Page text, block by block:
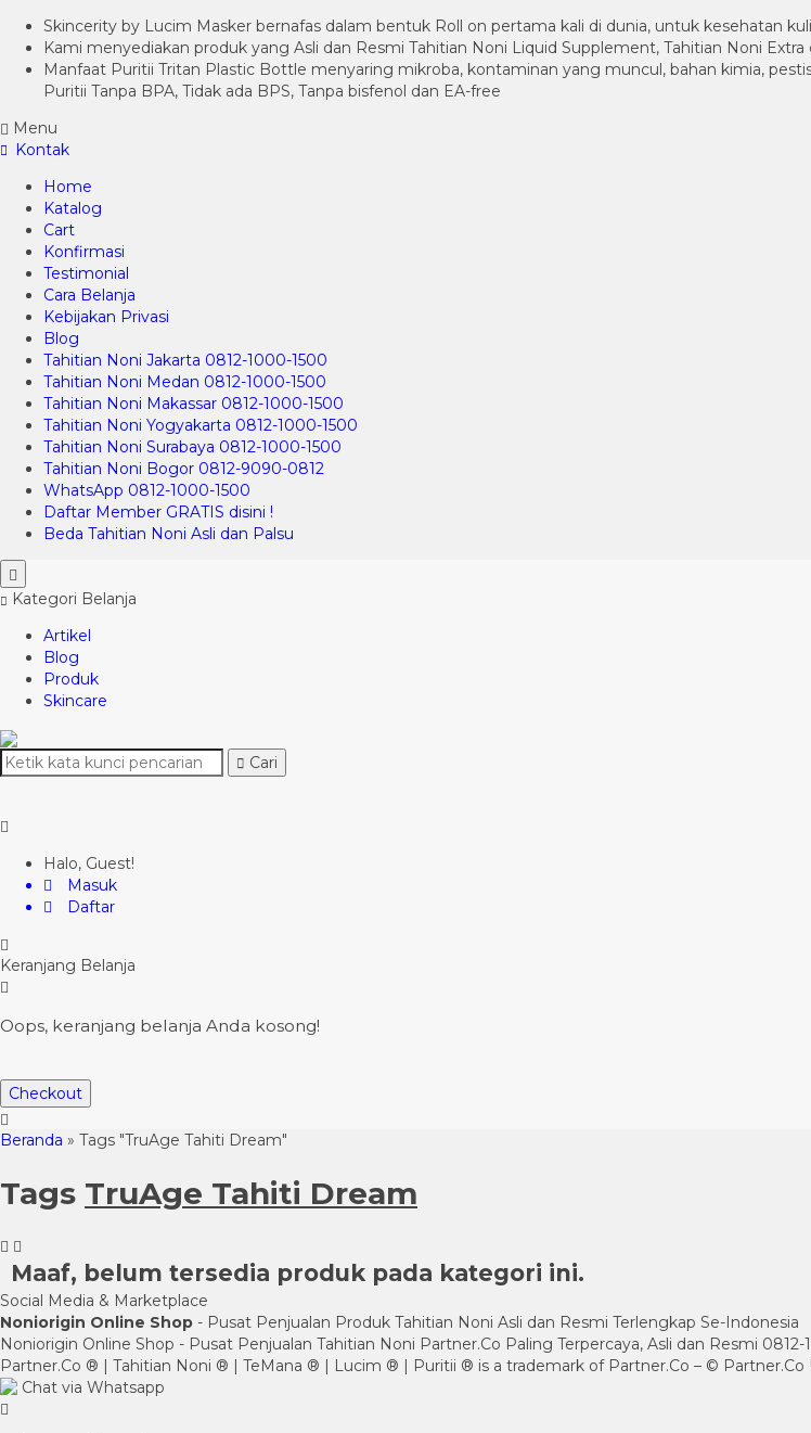
Skincerity by Lucim Masker bernafas dalam bentuk Roll on pertama kali di dunia, untuk kesehatan
Kami menyediakan produk yang Asli dan Resmi Tahitian Noni Liquid Supplement, Tahitian Noni
Manfaat Puritii Tritan Plastic Bottle menyaring mikroba, kontaminan yang muncul, bahan kimia,
Puritii Tanpa BPA, Tidak ada BPS, Tanpa bisfenol dan EA-free
Menu
Kontak
Home
Katalog
Cart
Konfirmasi
Testimonial
Cara Belanja
Kebijakan Privasi
Blog
Tahitian Noni Jakarta 0812-1000-1500
Tahitian Noni Medan 0812-1000-1500
Tahitian Noni Makassar 0812-1000-1500
Tahitian Noni Yogyakarta 0812-1000-1500
Tahitian Noni Surabaya 0812-1000-1500
Tahitian Noni Bogor 0812-9090-0812
WhatsApp 0812-1000-1500
Daftar Member GRATIS disini !
Beda Tahitian Noni Asli dan Palsu
Kategori Belanja
Artikel
Blog
Produk
Skincare
Cari
Halo, Guest!
Masuk
Daftar
Keranjang Belanja
Oops, keranjang belanja Anda kosong!
Checkout
Beranda » Tags "TruAge Tahiti Dream"
Tags TruAge Tahiti Dream
Maaf, belum tersedia produk pada kategori ini.
Social Media & Marketplace
Noniorigin Online Shop - Pusat Penjualan Produk Tahitian Noni Asli dan Resmi Terlengkap Se-Indonesia
Noniorigin Online Shop - Pusat Penjualan Tahitian Noni Partner.Co Paling Terpercaya, Asli dan Resmi
Partner.Co ® | Tahitian Noni ® | TeMana ® | Lucim ® | Puritii ® is a trademark of Partner.Co – © Partner.Co
Chat via Whatsapp